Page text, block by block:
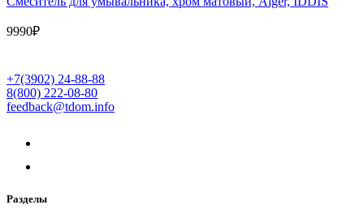
9990₽
+7(3902) 24-88-88
8(800) 222-08-80
feedback@tdom.info
Разделы